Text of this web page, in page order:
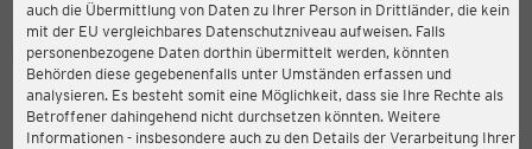
auch die Übermittlung von Daten zu Ihrer Person in Drittländer, die kein
mit der EU vergleichbares Datenschutzniveau aufweisen. Falls
personenbezogene Daten dorthin übermittelt werden, könnten
Behörden diese gegebenenfalls unter Umständen erfassen und
analysieren. Es besteht somit eine Möglichkeit, dass sie Ihre Rechte als
Betroffener dahingehend nicht durchsetzen könnten. Weitere
Informationen - insbesondere auch zu den Details der Verarbeitung Ihrer
Ernsting's family
Hamburger Straße 10, 23795 Bad Segeberg